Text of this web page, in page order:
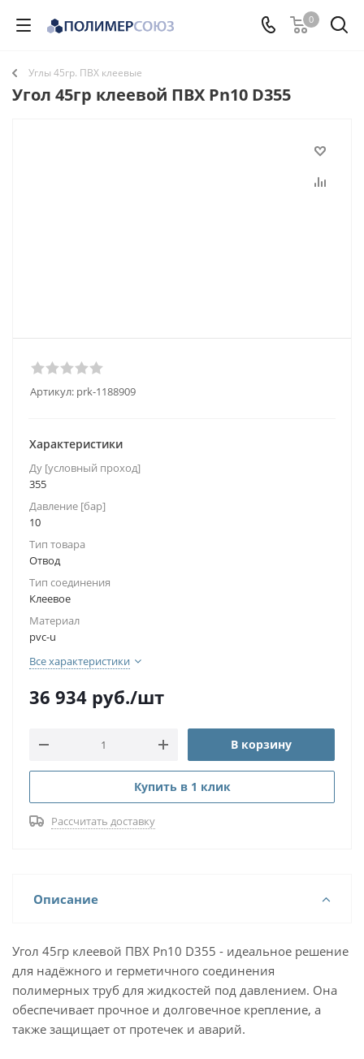
0
Углы 45гр. ПВХ клеевые
Угол 45гр клеевой ПВХ Pn10 D355
Артикул: prk-1188909
Характеристики
Ду [условный проход]
355
Давление [бар]
10
Тип товара
Отвод
Тип соединения
Клеевое
Материал
pvc-u
Все характеристики
36 934 руб./шт
В корзину
Купить в 1 клик
Рассчитать доставку
Описание
Угол 45гр клеевой ПВХ Pn10 D355 - идеальное решение
для надёжного и герметичного соединения
полимерных труб для жидкостей под давлением. Она
обеспечивает прочное и долговечное крепление, а
также защищает от протечек и аварий.